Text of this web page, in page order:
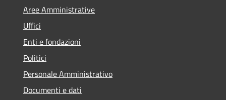
Aree Amministrative
Uffici
Enti e fondazioni
Politici
Personale Amministrativo
Documenti e dati